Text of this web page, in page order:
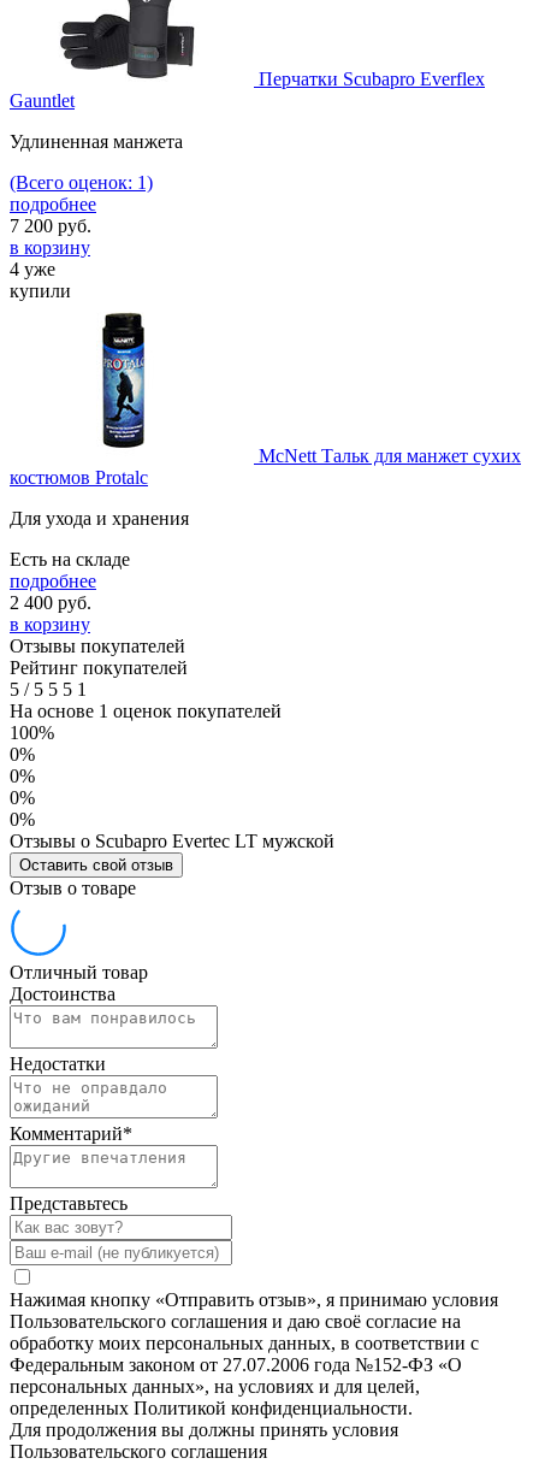
Перчатки Scubapro Everflex
Gauntlet
Удлиненная манжета
(Всего оценок: 1)
подробнее
7 200 руб.
в корзину
4 уже
купили
McNett Тальк для манжет сухих
костюмов Protalc
Для ухода и хранения
Есть на складе
подробнее
2 400 руб.
в корзину
Отзывы покупателей
Рейтинг покупателей
5 /5 5 5 1
На основе 1 оценок покупателей
100%
0%
0%
0%
0%
Отзывы о Scubapro Evertec LT мужской
Оставить свой отзыв
Отзыв о товаре
Отличный товар
Достоинства
Недостатки
Комментарий*
Представьтесь
Нажимая кнопку «Отправить отзыв», я принимаю условия
Пользовательского соглашения и даю своё согласие на
обработку моих персональных данных, в соответствии с
Федеральным законом от 27.07.2006 года №152-ФЗ «О
персональных данных», на условиях и для целей,
определенных Политикой конфиденциальности.
Для продолжения вы должны принять условия
Пользовательского соглашения